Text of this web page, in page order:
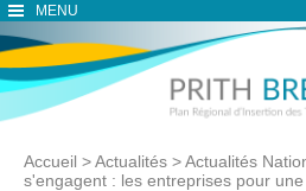
MENU
Accueil >Actualités >Actualités
s'engagent : les entreprises pour